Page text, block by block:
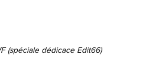
(spéciale dédicace Edit66)